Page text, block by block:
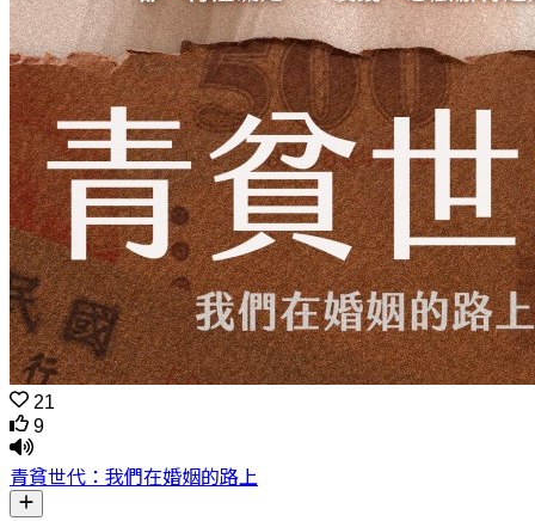
21
9
青貧世代：我們在婚姻的路上